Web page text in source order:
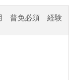
普免必須 経験